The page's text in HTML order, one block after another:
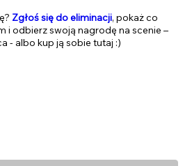
Zgłoś się do eliminacji, pokaż co
i odbierz swoją nagrodę na scenie –
- albo kup ją sobie tutaj :)